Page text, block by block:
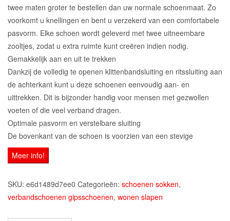
twee maten groter te bestellen dan uw normale schoenmaat. Zo
voorkomt u knellingen en bent u verzekerd van een comfortabele
pasvorm. Elke schoen wordt geleverd met twee uitneembare
zooltjes, zodat u extra ruimte kunt creëren indien nodig.
Gemakkelijk aan en uit te trekken
Dankzij de volledig te openen klittenbandsluiting en ritssluiting aan
de achterkant kunt u deze schoenen eenvoudig aan- en
uittrekken. Dit is bijzonder handig voor mensen met gezwollen
voeten of die veel verband dragen.
Optimale pasvorm en verstelbare sluiting
De bovenkant van de schoen is voorzien van een stevige
Meer info!
SKU: e6d1489d7ee0 Categorieën: schoenen sokken,
verbandschoenen gipsschoenen, wonen slapen